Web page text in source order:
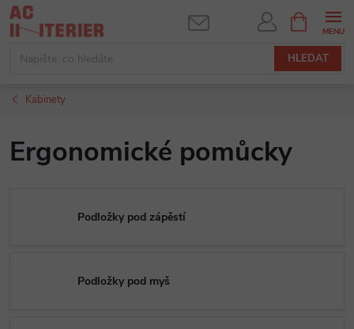
Přejít
na
HLEDAT
NÁKUPNÍ
KOŠÍK
Kabinety
Ergonomické pomůcky
Podložky pod zápěstí
Podložky pod myš